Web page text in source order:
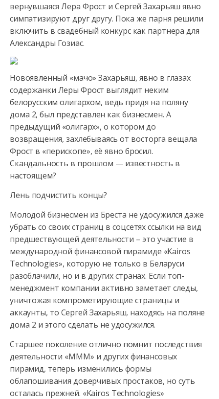
вернувшаяся Лера Фрост и Сергей Захарьяш явно
симпатизируют друг другу. Пока же парня решили
включить в свадебный конкурс как партнера для
Александры Гозиас.
Новоявленный «мачо» Захарьяш, явно в глазах
содержанки Леры Фрост выглядит неким
белорусским олигархом, ведь придя на поляну
дома 2, был представлен как бизнесмен. А
предыдущий «олигарх», о котором до
возвращения, захлебываясь от восторга вещала
Фрост в «перископе», её явно бросил.
Скандальность в прошлом — известность в
настоящем?
Лень подчистить концы?
Молодой бизнесмен из Бреста не удосужился даже
убрать со своих страниц в соцсетях ссылки на вид
предшествующей деятельности – это участие в
международной финансовой пирамиде «Kairos
Technologies», которую не только в Беларуси
разоблачили, но и в других странах. Если топ-
менеджмент компании активно заметает следы,
уничтожая компрометирующие страницы и
аккаунты, то Сергей Захарьяш, находясь на поляне
дома 2 и этого сделать не удосужился.
Старшее поколение отлично помнит последствия
деятельности «МММ» и других финансовых
пирамид, теперь изменились формы
облапошивания доверчивых простаков, но суть
осталась прежней. «Kairos Technologies»